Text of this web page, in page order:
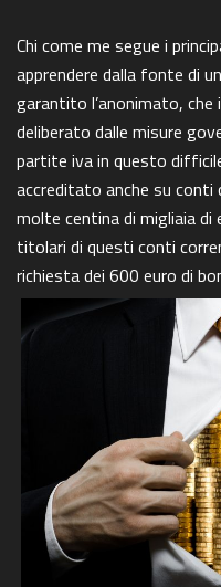
Chi come me segue i
apprendere dalla fonte di
garantito l’anonimato,
deliberato dalle misure
partite iva in questo
accreditato anche su
molte centina di migliaia di
titolari di questi conti
richiesta dei 600 euro di